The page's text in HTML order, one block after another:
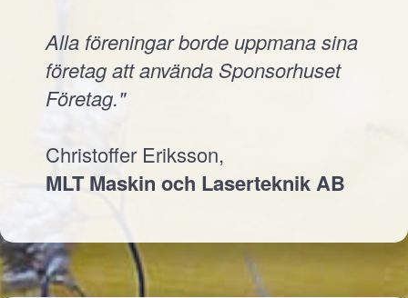
Alla föreningar borde uppmana sina
företag att använda Sponsorhuset
Företag."
Christoffer Eriksson,
MLT Maskin och Laserteknik AB